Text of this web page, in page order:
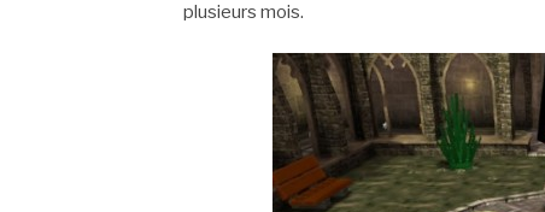
plusieurs mois.